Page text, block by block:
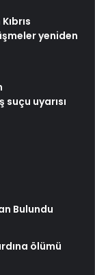
yeniden
uyarısı
Bulundu
ölümü